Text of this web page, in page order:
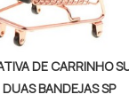
DE CARRINHO
DUAS BANDEJAS SP